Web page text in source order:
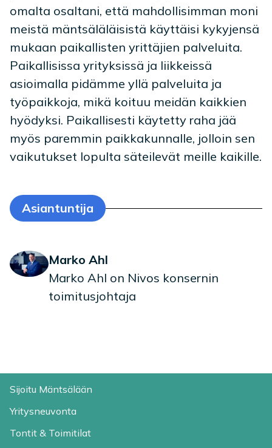
omalta osaltani, että mahdollisimman moni
meistä mäntsäläläisistä käyttäisi kykyjensä
mukaan paikallisten yrittäjien palveluita.
Paikallisissa yrityksissä ja liikkeissä
asioimalla pidämme yllä palveluita ja
työpaikkoja, mikä koituu meidän kaikkien
hyödyksi. Paikallisesti käytetty raha jää
myös paremmin paikkakunnalle, jolloin sen
vaikutukset lopulta säteilevät meille kaikille.
Asiantuntija
Marko Ahl
Marko Ahl on Nivos konsernin
toimitusjohtaja
Sijoitu Mäntsälään
Yritysneuvonta
Tontit & Toimitilat